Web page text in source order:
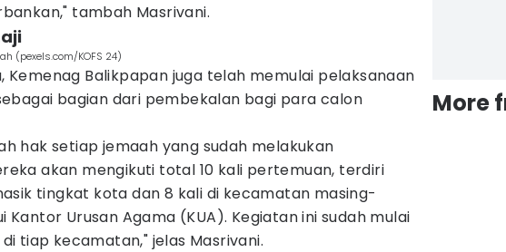
tambah Masrivani.
(pexels.com/KOFS 24)
Kemenag Balikpapan juga telah memulai pelaksanaan
bagian dari pembekalan bagi para calon
hak setiap jemaah yang sudah melakukan
akan mengikuti total 10 kali pertemuan, terdiri
tingkat kota dan 8 kali di kecamatan masing-
Kantor Urusan Agama (KUA). Kegiatan ini sudah mulai
tiap kecamatan," jelas Masrivani.
More